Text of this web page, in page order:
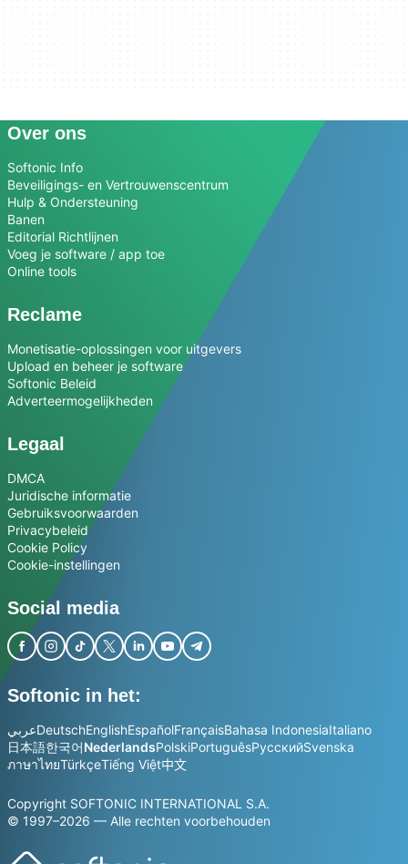
Over ons
Softonic Info
Beveiligings- en Vertrouwenscentrum
Hulp & Ondersteuning
Banen
Editorial Richtlijnen
Voeg je software / app toe
Online tools
Reclame
Monetisatie-oplossingen voor uitgevers
Upload en beheer je software
Softonic Beleid
Adverteermogelijkheden
Legaal
DMCA
Juridische informatie
Gebruiksvoorwaarden
Privacybeleid
Cookie Policy
Cookie-instellingen
Social media
Softonic in het:
عربيDeutschEnglishEspañolFrançaisBahasa IndonesiaItaliano
日本語한국어NederlandsPolskiPortuguêsРусскийSvenska
ภาษาไทยTürkçeTiếng Việt中文
Copyright SOFTONIC INTERNATIONAL S.A.
© 1997–2026 — Alle rechten voorbehouden